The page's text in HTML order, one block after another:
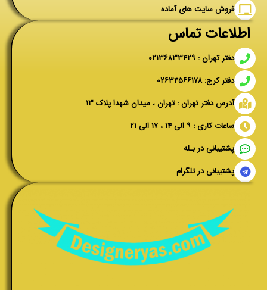
فروش سایت های آماده
اطلاعات تماس
دفتر تهران : ۰۲۱۳۶۸۳۳۴۲۹
دفتر کرج: ۰۲۶۳۴۵۶۶۱۷۸
آدرس دفتر تهران : تهران ، میدان شهدا پلاک ۱۳
ساعات کاری : ۹ الی ۱۴ ، ۱۷ الی ۲۱
پشتیبانی در بـله
پشتیبانی در تلگرام